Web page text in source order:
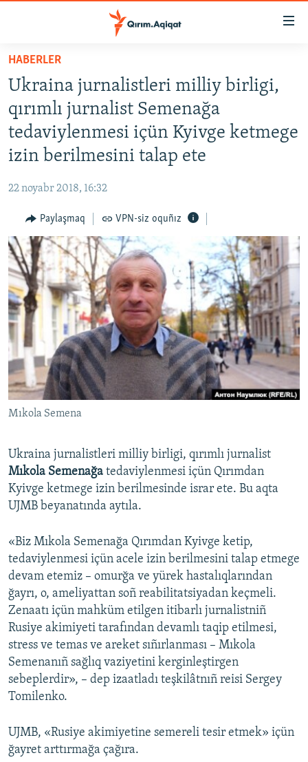
Esas
qaytmaq
Baş
navigatsiyağa
qaytmaq
Qıdıruvğa
HABERLER
SİYASET
İQTİSADİYAT
CEMİYET
İNSAN AQLARI
VİDEO
SÜRET
BLOGLAR
FİKİR
Русский
Українською
QOŞULIÑIZ!
RFE/RS bütün saytları
HABERLER
Ukraina jurnalistleri milliy birligi,
qırımlı jurnalist Semenağa
tedaviylenmesi içün Kyivge ketmege
izin berilmesini talap ete
22 noyabr 2018, 16:32
Paylaşmaq VPN-siz oquñız
Mıkola Semena
Ukraina jurnalistleri milliy birligi, qırımlı jurnalist
Mıkola Semenağa tedaviylenmesi içün​ Qırımdan
Kyivge ketmege izin berilmesinde israr ete. Bu aqta
UJMB beyanatında aytıla.
«Biz Mıkola Semenağa Qırımdan Kyivge ketip,
tedaviylenmesi içün acele izin berilmesini talap etmege
devam etemiz – omurğa ve yürek hastalıqlarından
ğayrı, o, ameliyattan soñ reabilitatsiyadan keçmeli.
Zenaatı içün mahküm etilgen itibarlı jurnalistniñ
Rusiye akimiyeti tarafından devamlı taqip etilmesi,
stress ve temas ve areket sıñırlanması – Mıkola
Semenanıñ sağlıq vaziyetini kerginleştirgen
sebeplerdir», – dep izaatladı teşkilâtnıñ reisi Sergey
Tomilenko.
UJMB, «Rusiye akimiyetine semereli tesir etmek» içün
ğayret arttırmağa çağıra.